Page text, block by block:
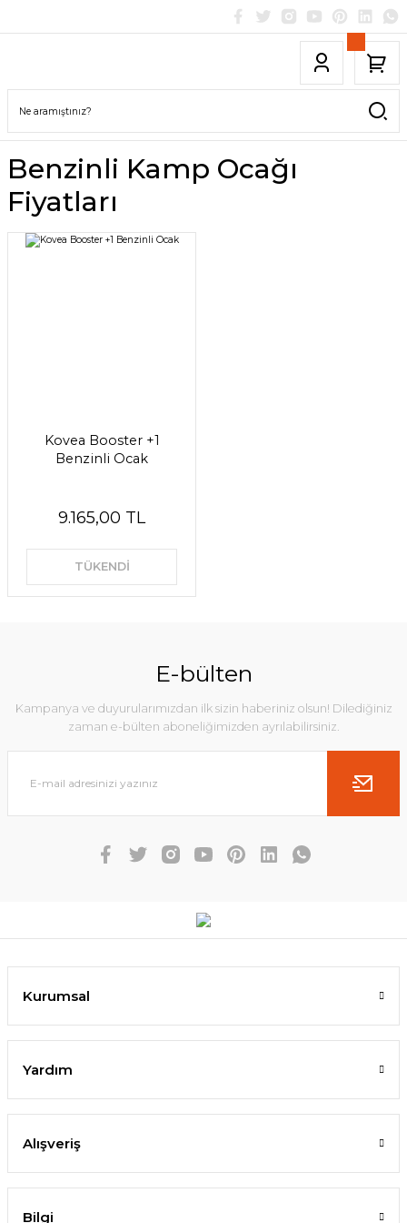
Benzinli Kamp Ocağı
Fiyatları
Kovea Booster +1
Benzinli Ocak
9.165,00 TL
TÜKENDİ
E-bülten
Kampanya ve duyurularımızdan ilk sizin haberiniz olsun! Dilediğiniz
zaman e-bülten aboneliğimizden ayrılabilirsiniz.
Kurumsal
Yardım
Alışveriş
Bilgi